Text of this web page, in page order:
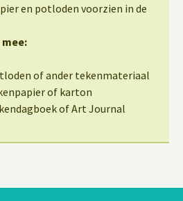
en potloden voorzien in de
of ander tekenmateriaal
of karton
of Art Journal